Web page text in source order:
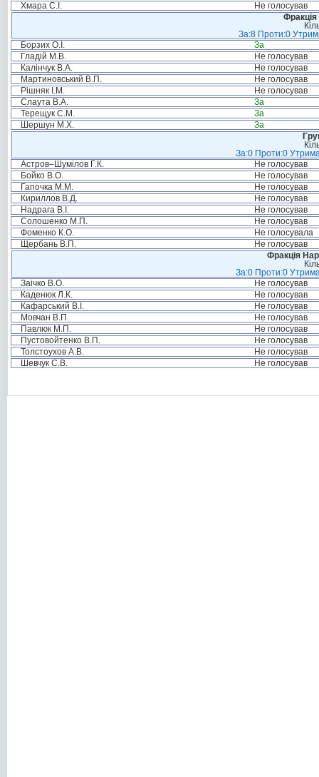
Хмара С.І.
Не голосував
Фракція
За:8 Проти:0
Борзих О.І.
За
Гладій М.В.
Не голосував
Калінчук В.А.
Не голосував
Мартиновський В.П.
Не голосував
Рішняк І.М.
Не голосував
Слаута В.А.
За
Терещук С.М.
За
Шершун М.Х.
За
За:0 Проти:0
Астров–Шумілов Г.К.
Не голосував
Бойко В.О.
Не голосував
Гапочка М.М.
Не голосував
Кириллов В.Д.
Не голосував
Надрага В.І.
Не голосував
Солошенко М.П.
Не голосував
Фоменко К.О.
Не голосувала
Щербань В.П.
Не голосував
Фракція
За:0 Проти:0
Заічко В.О.
Не голосував
Каденюк Л.К.
Не голосував
Кафарський В.І.
Не голосував
Мовчан В.П.
Не голосував
Павлюк М.П.
Не голосував
Пустовойтенко В.П.
Не голосував
Толстоухов А.В.
Не голосував
Шевчук С.В.
Не голосував